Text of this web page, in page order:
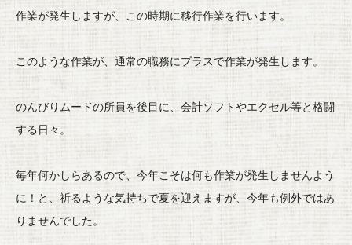
作業が発生しますが、
この時期に移行作業を行います。
このような作業が、通常の職務にプラスで作業が発生します。
のんびりムードの所員を後目に、 会計ソフトやエクセル等と格闘
する日々。
毎年何かしらあるので、 今年こそは何も作業が発生しませんよう
に！と、 祈るような気持ちで夏を迎えますが、今年も例外ではあ
りませんでした。